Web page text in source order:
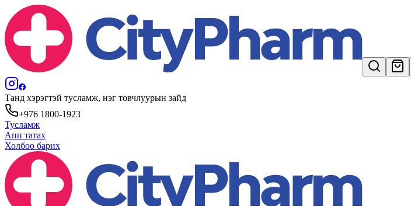
Танд хэрэгтэй тусламж, нэг товчлуурын зайд
+976 1800-1923
Тусламж
Апп татах
Холбоо барих